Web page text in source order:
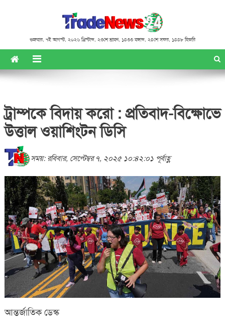
শুক্রবার, ৭ই আগস্ট, ২০২৬ খ্রিস্টাব্দ, ২৩শে শ্রাবণ, ১৪৩৩ বঙ্গাব্দ, ২৪শে সফর, ১৪৪৮ হিজরি
ট্রাম্পকে বিদায় করো : প্রতিবাদ-বিক্ষোভে
উত্তাল ওয়াশিংটন ডিসি
সময়: রবিবার, সেপ্টেম্বর ৭, ২০২৫ ১০:৪২:০১ পূর্বাহ্ণ
আন্তর্জাতিক ডেস্ক